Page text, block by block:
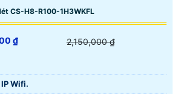
CS-H8-R100-1H3WKFL
₫ 2,150,000 ₫
IP Wifi.